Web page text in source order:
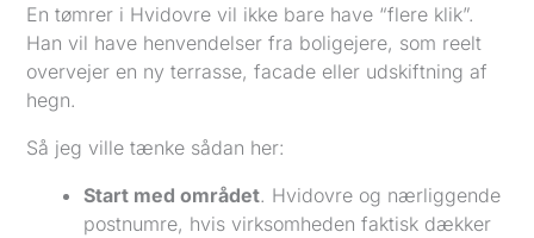
En tømrer i Hvidovre vil ikke bare have “flere klik”.
Han vil have henvendelser fra boligejere, som reelt
overvejer en ny terrasse, facade eller udskiftning af
hegn.
Så jeg ville tænke sådan her:
Start med området. Hvidovre og nærliggende
postnumre, hvis virksomheden faktisk dækker